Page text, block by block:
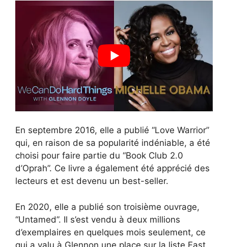
En septembre 2016, elle a publié “Love Warrior”
qui, en raison de sa popularité indéniable, a été
choisi pour faire partie du “Book Club 2.0
d’Oprah”. Ce livre a également été apprécié des
lecteurs et est devenu un best-seller.
En 2020, elle a publié son troisième ouvrage,
“Untamed”. Il s’est vendu à deux millions
d’exemplaires en quelques mois seulement, ce
qui a valu à Glennon une place sur la liste Fast